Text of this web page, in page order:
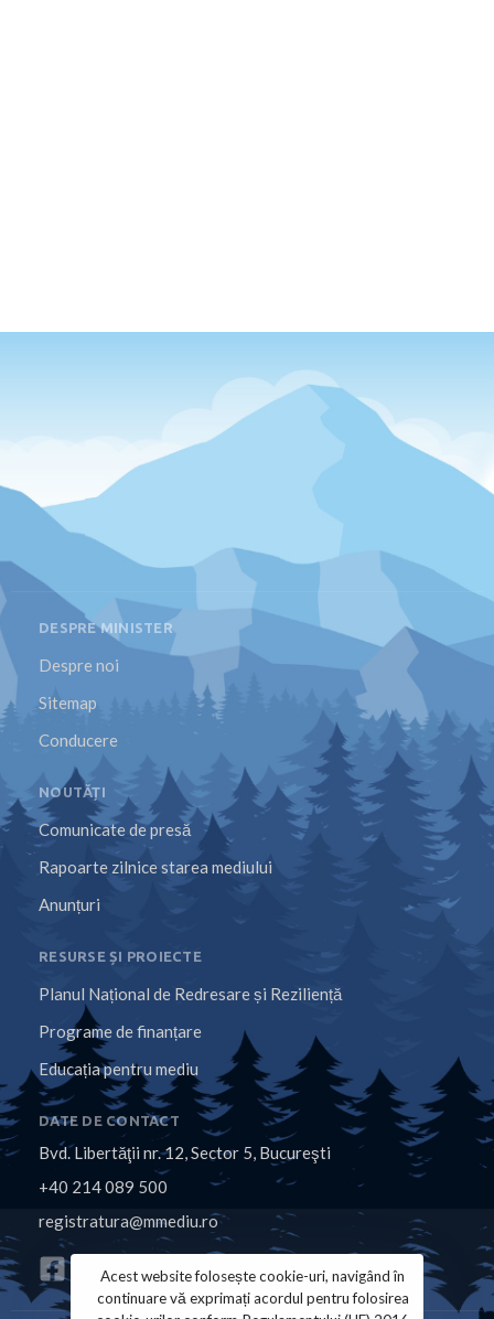
DESPRE MINISTER
Despre noi
Sitemap
Conducere
NOUTĂȚI
Comunicate de presă
Rapoarte zilnice starea mediului
Anunțuri
RESURSE ȘI PROIECTE
Planul Național de Redresare și Reziliență
Programe de finanțare
Educația pentru mediu
DATE DE CONTACT
Bvd. Libertăţii nr. 12, Sector 5, Bucureşti
+40 214 089 500
registratura@mmediu.ro
Acest website folosește cookie-uri, navigând în
continuare vă exprimați acordul pentru folosirea